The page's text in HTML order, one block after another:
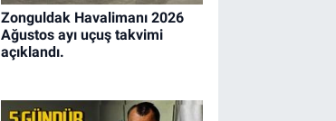
Zonguldak Havalimanı 2026
Ağustos ayı uçuş takvimi
açıklandı.